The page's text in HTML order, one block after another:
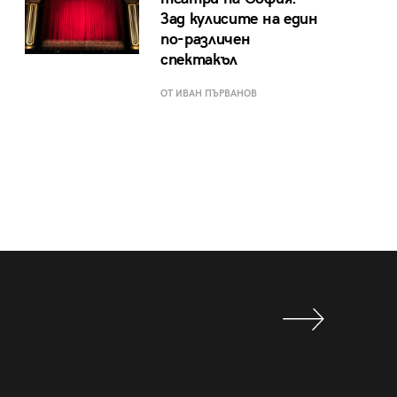
Зад кулисите на един
по-различен
спектакъл
ОТ ИВАН ПЪРВАНОВ